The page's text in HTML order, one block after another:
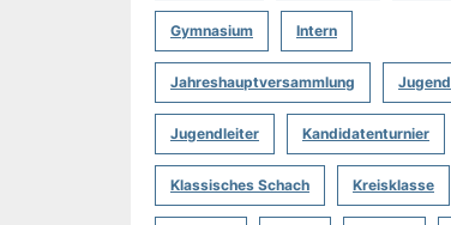
Gymnasium Intern
Jahreshauptversammlung Jugend
Jugendleiter Kandidatenturnier
Klassisches Schach Kreisklasse